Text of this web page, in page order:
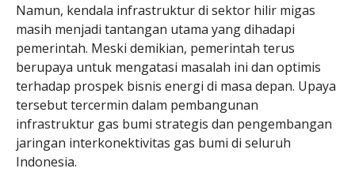
Namun, kendala infrastruktur di sektor hilir migas
masih menjadi tantangan utama yang dihadapi
pemerintah. Meski demikian, pemerintah terus
berupaya untuk mengatasi masalah ini dan optimis
terhadap prospek bisnis energi di masa depan. Upaya
tersebut tercermin dalam pembangunan
infrastruktur gas bumi strategis dan pengembangan
jaringan interkonektivitas gas bumi di seluruh
Indonesia.